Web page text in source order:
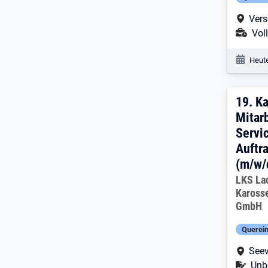
19.
19.
(m/
LKS
GmbH